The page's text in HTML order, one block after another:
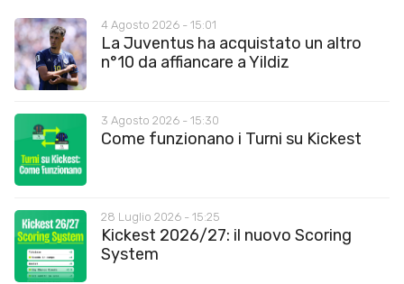
4 Agosto 2026 - 15:01
La Juventus ha acquistato un altro
n°10 da affiancare a Yildiz
3 Agosto 2026 - 15:30
Come funzionano i Turni su Kickest
28 Luglio 2026 - 15:25
Kickest 2026/27: il nuovo Scoring
System